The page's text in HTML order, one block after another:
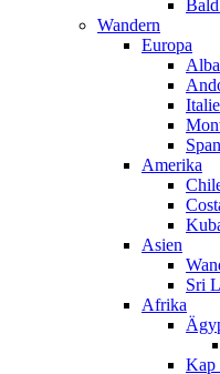
Wandern
Europa
Amerika
Asien
Sri
Afrika
Kap